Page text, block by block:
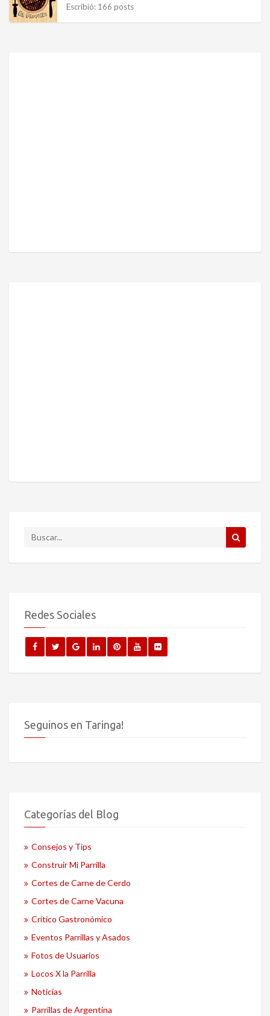
Escribió: 166 posts
Redes Sociales
Seguinos en Taringa!
Categorías del Blog
Consejos y Tips
Construir Mi Parrilla
Cortes de Carne de Cerdo
Cortes de Carne Vacuna
Crítico Gastronómico
Eventos Parrillas y Asados
Fotos de Usuarios
Locos X la Parrilla
Noticias
Parrillas de Argentina